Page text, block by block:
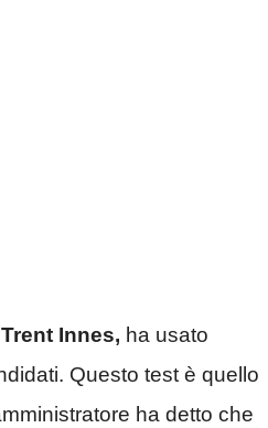
Innes, ha usato
Questo test è quello
ha detto che